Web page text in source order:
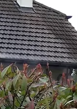
Peinture spécialisée